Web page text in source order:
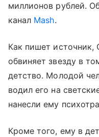
миллионов рублей.
канал Mash.
Как пишет
обвиняет звезду в
детство. Молодой
водил его на
нанесли ему
Кроме того, ему в